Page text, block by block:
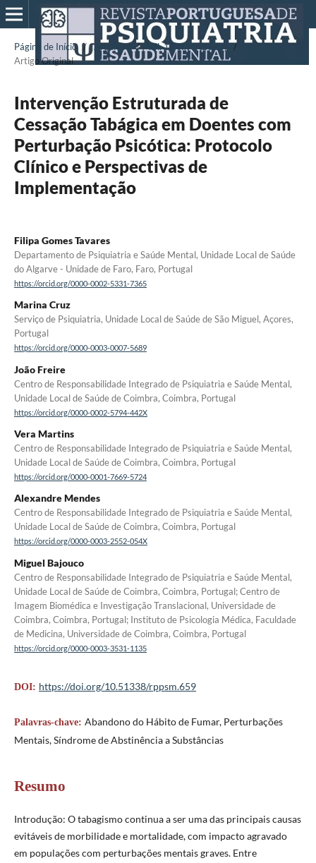
Página de Início / Arquivos / Vol. 12 N.º 1 (2026)
/
Artigo Original
Intervenção Estruturada de
Cessação Tabágica em Doentes com
Perturbação Psicótica: Protocolo
Clínico e Perspectivas de
Implementação
Filipa Gomes Tavares
Departamento de Psiquiatria e Saúde Mental, Unidade Local de Saúde
do Algarve - Unidade de Faro, Faro, Portugal
https://orcid.org/0000-0002-5331-7365
Marina Cruz
Serviço de Psiquiatria, Unidade Local de Saúde de São Miguel, Açores,
Portugal
https://orcid.org/0000-0003-0007-5689
João Freire
Centro de Responsabilidade Integrado de Psiquiatria e Saúde Mental,
Unidade Local de Saúde de Coimbra, Coimbra, Portugal
https://orcid.org/0000-0002-5794-442X
Vera Martins
Centro de Responsabilidade Integrado de Psiquiatria e Saúde Mental,
Unidade Local de Saúde de Coimbra, Coimbra, Portugal
https://orcid.org/0000-0001-7669-5724
Alexandre Mendes
Centro de Responsabilidade Integrado de Psiquiatria e Saúde Mental,
Unidade Local de Saúde de Coimbra, Coimbra, Portugal
https://orcid.org/0000-0003-2552-054X
Miguel Bajouco
Centro de Responsabilidade Integrado de Psiquiatria e Saúde Mental,
Unidade Local de Saúde de Coimbra, Coimbra, Portugal; Centro de
Imagem Biomédica e Investigação Translacional, Universidade de
Coimbra, Coimbra, Portugal; Instituto de Psicologia Médica, Faculdade
de Medicina, Universidade de Coimbra, Coimbra, Portugal
https://orcid.org/0000-0003-3531-1135
DOI: https://doi.org/10.51338/rppsm.659
Palavras-chave: Abandono do Hábito de Fumar, Perturbações
Mentais, Síndrome de Abstinência a Substâncias
Resumo
Introdução: O tabagismo continua a ser uma das principais causas
evitáveis de morbilidade e mortalidade, com impacto agravado
em populações com perturbações mentais graves. Entre